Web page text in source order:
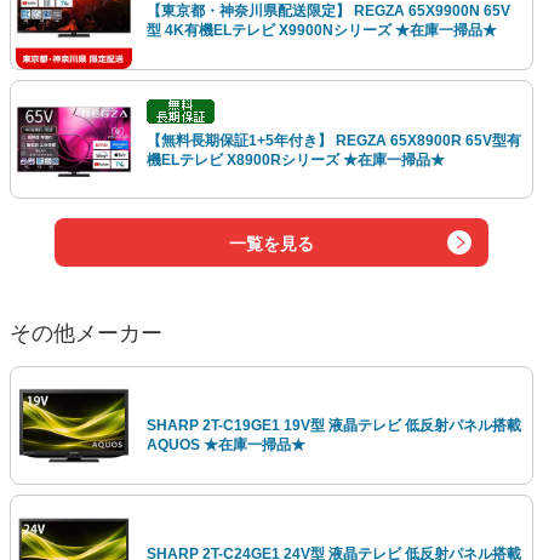
【東京都・神奈川県配送限定】 REGZA 65X9900N 65V
型 4K有機ELテレビ X9900Nシリーズ ★在庫一掃品★
【無料長期保証1+5年付き】 REGZA 65X8900R 65V型有
機ELテレビ X8900Rシリーズ ★在庫一掃品★
一覧を見る
その他メーカー
SHARP 2T-C19GE1 19V型 液晶テレビ 低反射パネル搭載
AQUOS ★在庫一掃品★
SHARP 2T-C24GE1 24V型 液晶テレビ 低反射パネル搭載